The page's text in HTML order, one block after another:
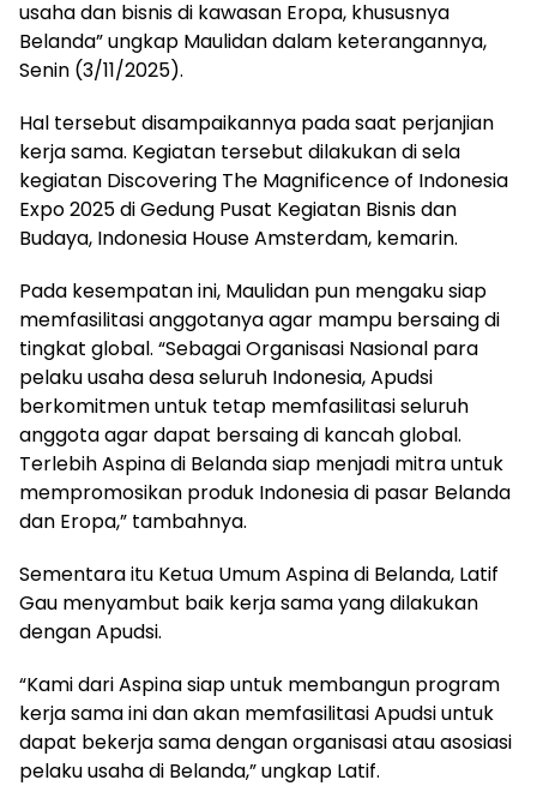
usaha dan bisnis di kawasan Eropa, khususnya
Belanda” ungkap Maulidan dalam keterangannya,
Senin (3/11/2025).
Hal tersebut disampaikannya pada saat perjanjian
kerja sama. Kegiatan tersebut dilakukan di sela
kegiatan Discovering The Magnificence of Indonesia
Expo 2025 di Gedung Pusat Kegiatan Bisnis dan
Budaya, Indonesia House Amsterdam, kemarin.
Pada kesempatan ini, Maulidan pun mengaku siap
memfasilitasi anggotanya agar mampu bersaing di
tingkat global. “Sebagai Organisasi Nasional para
pelaku usaha desa seluruh Indonesia, Apudsi
berkomitmen untuk tetap memfasilitasi seluruh
anggota agar dapat bersaing di kancah global.
Terlebih Aspina di Belanda siap menjadi mitra untuk
mempromosikan produk Indonesia di pasar Belanda
dan Eropa,” tambahnya.
Sementara itu Ketua Umum Aspina di Belanda, Latif
Gau menyambut baik kerja sama yang dilakukan
dengan Apudsi.
“Kami dari Aspina siap untuk membangun program
kerja sama ini dan akan memfasilitasi Apudsi untuk
dapat bekerja sama dengan organisasi atau asosiasi
pelaku usaha di Belanda,” ungkap Latif.